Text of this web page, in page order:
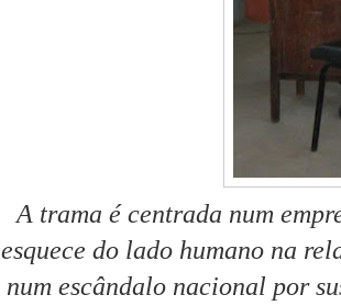
A trama é centrada num
esquece do lado humano na
num escândalo nacional por